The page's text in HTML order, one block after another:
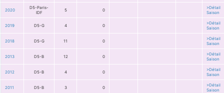
2020
D5-Paris-
IDF
5 0
>Détail
Saison
2019 D5-G 4 0
>Détail
Saison
2018 D5-G 11 0
>Détail
Saison
2013 D5-B 12 0
>Détail
Saison
2012 D5-B 4 0
>Détail
Saison
2011 D5-B 3 0
>Détail
Saison